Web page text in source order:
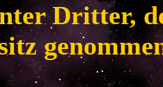
Dritter,